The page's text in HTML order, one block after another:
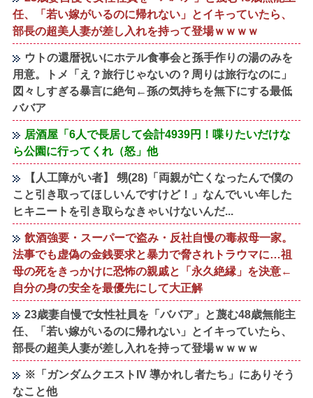
任、「若い嫁がいるのに帰れない」とイキっていたら、
部長の超美人妻が差し入れを持って登場ｗｗｗｗ
ウトの還暦祝いにホテル食事会と孫手作りの湯のみを
用意。トメ「え？旅行じゃないの？周りは旅行なのに」
図々しすぎる暴言に絶句←孫の気持ちを無下にする最低
ババア
居酒屋「6人で長居して会計4939円！喋りたいだけな
ら公園に行ってくれ（怒」他
【人工障がい者】 甥(28)「両親が亡くなったんで僕の
こと引き取ってほしいんですけど！」なんでいい年した
ヒキニートを引き取らなきゃいけないんだ...
飲酒強要・スーパーで盗み・反社自慢の毒叔母一家。
法事でも虚偽の金銭要求と暴力で脅されトラウマに…祖
母の死をきっかけに恐怖の親戚と「永久絶縁」を決意←
自分の身の安全を最優先にして大正解
23歳妻自慢で女性社員を「ババア」と蔑む48歳無能主
任、「若い嫁がいるのに帰れない」とイキっていたら、
部長の超美人妻が差し入れを持って登場ｗｗｗｗ
※「ガンダムクエストIV 導かれし者たち」にありそう
なこと他